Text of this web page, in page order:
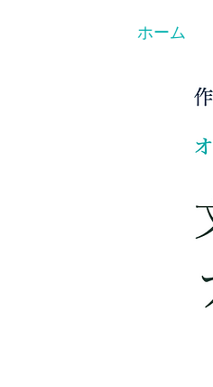
ホーム